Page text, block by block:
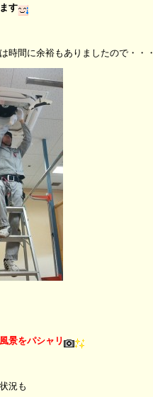
す
時間に余裕もありましたので・・・
景をパシャリ
況も